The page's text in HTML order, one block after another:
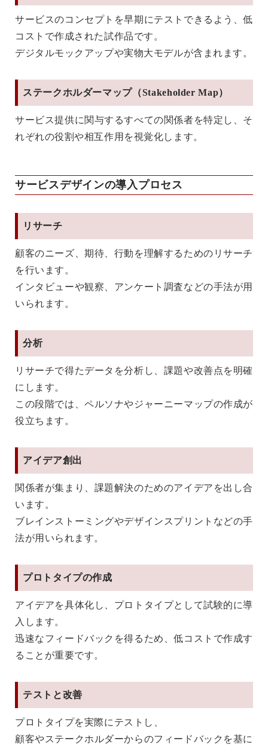
サービスのコンセプトを早期にテストできるよう、低
コストで作成された試作品です。
デジタルモックアップや実物大モデルが含まれます。
ステークホルダーマップ（Stakeholder Map）
サービス提供に関与するすべての関係者を特定し、そ
れぞれの役割や相互作用を視覚化します。
サービスデザインの導入プロセス
リサーチ
顧客のニーズ、期待、行動を理解するためのリサーチ
を行います。
インタビューや観察、アンケート調査などの手法が用
いられます。
分析
リサーチで得たデータを分析し、課題や改善点を明確
にします。
この段階では、ペルソナやジャーニーマップの作成が
役立ちます。
アイデア創出
関係者が集まり、課題解決のためのアイデアを出し合
います。
ブレインストーミングやデザインスプリントなどの手
法が用いられます。
プロトタイプの作成
アイデアを具体化し、プロトタイプとして試験的に導
入します。
迅速なフィードバックを得るため、低コストで作成す
ることが重要です。
テストと改善
プロトタイプを実際にテストし、
顧客やステークホルダーからのフィードバックを基に